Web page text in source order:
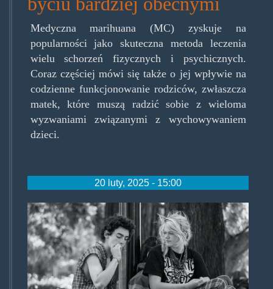
Medyczna marihuana (MC) zyskuje na
popularności jako skuteczna metoda leczenia
wielu schorzeń fizycznych i psychicznych.
Coraz częściej mówi się także o jej wpływie na
codzienne funkcjonowanie rodziców, zwłaszcza
matek, które muszą radzić sobie z wieloma
wyzwaniami związanymi z wychowywaniem
dzieci.
20 luty, 2025 - 15:00
legal-
weed-
colorado-
teens.jpg